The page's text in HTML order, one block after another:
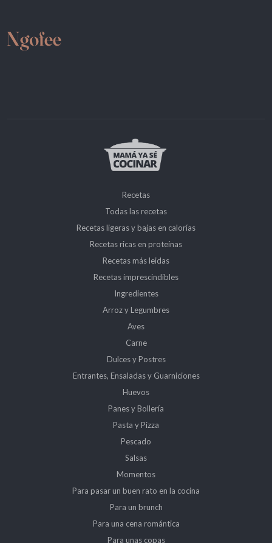
Recetas
Todas las recetas
Recetas ligeras y bajas en calorías
Recetas ricas en proteínas
Recetas más leidas
Recetas imprescindibles
Ingredientes
Arroz y Legumbres
Aves
Carne
Dulces y Postres
Entrantes, Ensaladas y Guarniciones
Huevos
Panes y Bollería
Pasta y Pizza
Pescado
Salsas
Momentos
Para pasar un buen rato en la cocina
Para un brunch
Para una cena romántica
Para unas copas